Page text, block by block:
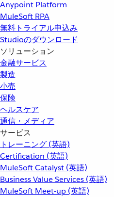
Anypoint Platform
MuleSoft RPA
無料トライアル申込み
Studioのダウンロード
ソリューション
金融サービス
製造
小売
保険
ヘルスケア
通信・メディア
サービス
トレーニング (英語)
Certification (英語)
MuleSoft Catalyst (英語)
Business Value Services (英語)
MuleSoft Meet-up (英語)